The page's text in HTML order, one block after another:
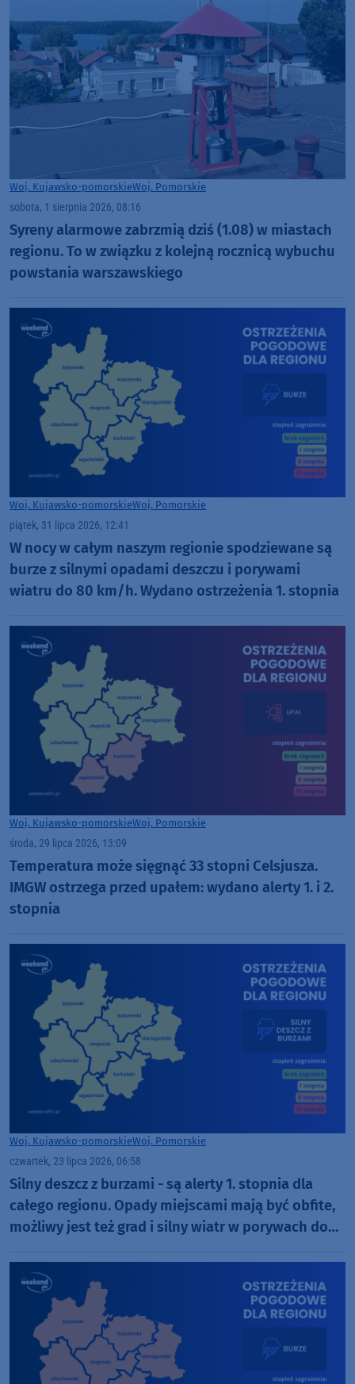
Woj. Kujawsko-pomorskieWoj. Pomorskie
sobota, 1 sierpnia 2026, 08:16
Syreny alarmowe zabrzmią dziś (1.08) w miastach
regionu. To w związku z kolejną rocznicą wybuchu
powstania warszawskiego
Woj. Kujawsko-pomorskieWoj. Pomorskie
piątek, 31 lipca 2026, 12:41
W nocy w całym naszym regionie spodziewane są
burze z silnymi opadami deszczu i porywami
wiatru do 80 km/h. Wydano ostrzeżenia 1. stopnia
Woj. Kujawsko-pomorskieWoj. Pomorskie
środa, 29 lipca 2026, 13:09
Temperatura może sięgnąć 33 stopni Celsjusza.
IMGW ostrzega przed upałem: wydano alerty 1. i 2.
stopnia
Woj. Kujawsko-pomorskieWoj. Pomorskie
czwartek, 23 lipca 2026, 06:58
Silny deszcz z burzami - są alerty 1. stopnia dla
całego regionu. Opady miejscami mają być obfite,
możliwy jest też grad i silny wiatr w porywach do